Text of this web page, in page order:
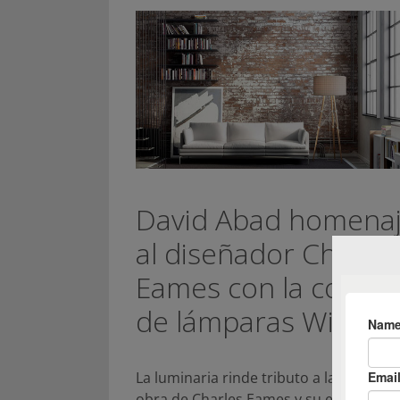
David Abad
al diseñador Charles
Eames con la
de lámparas Wire
La luminaria rinde tributo a la Wire